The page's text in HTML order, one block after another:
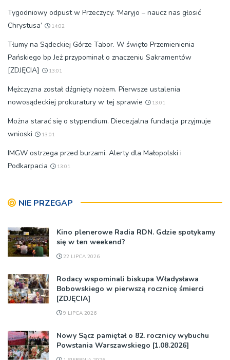
Tygodniowy odpust w Przeczycy. 'Maryjo – naucz nas głosić
Chrystusa’
14:02
Tłumy na Sądeckiej Górze Tabor. W święto Przemienienia
Pańskiego bp Jeż przypominał o znaczeniu Sakramentów
[ZDJĘCIA]
13:01
Mężczyzna został dźgnięty nożem. Pierwsze ustalenia
nowosądeckiej prokuratury w tej sprawie
13:01
Można starać się o stypendium. Diecezjalna fundacja przyjmuje
wnioski
13:01
IMGW ostrzega przed burzami. Alerty dla Małopolski i
Podkarpacia
13:01
NIE PRZEGAP
Kino plenerowe Radia RDN. Gdzie spotykamy
się w ten weekend?
22 LIPCA 2026
Rodacy wspominali biskupa Władysława
Bobowskiego w pierwszą rocznicę śmierci
[ZDJĘCIA]
9 LIPCA 2026
Nowy Sącz pamiętał o 82. rocznicy wybuchu
Powstania Warszawskiego [1.08.2026]